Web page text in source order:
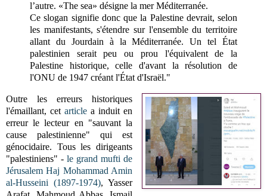
l’autre. «The sea» désigne la mer Méditerranée.
Ce slogan signifie donc que la Palestine devrait, selon
les manifestants, s'étendre sur l'ensemble du territoire
allant du Jourdain à la Méditerranée. Un tel État
palestinien serait peu ou prou l'équivalent de la
Palestine historique, celle d'avant la résolution de
l'ONU de 1947 créant l'État d'Israël."
Outre les erreurs historiques
l'émaillant, cetarticle a induit en
erreur le lecteur en "sauvant la
cause palestinienne" qui est
génocidaire. Tous les dirigeants
"palestiniens" -le grand mufti de
Jérusalem Haj Mohammad Amin
al-Husseini (1897-1974), Yasser